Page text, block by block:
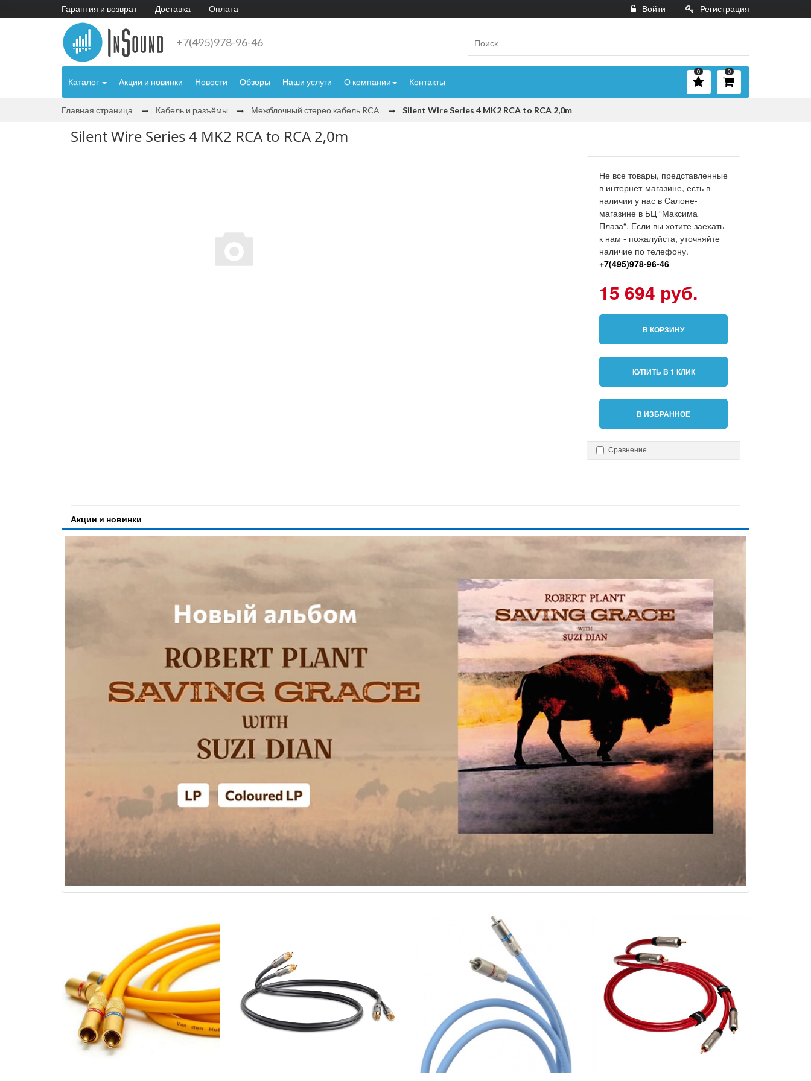
Гарантия и возврат Доставка Оплата Войти Регистрация
+7(495)978-96-46
Каталог Акции и новинки Новости Обзоры Наши услуги О компании Контакты
0
0
Главная страница Кабель и разъёмы Межблочный стерео кабель RCA Silent Wire Series 4 MK2 RCA to RCA 2,0m
Silent Wire Series 4 MK2 RCA to RCA 2,0m
Не все товары, представленные
в интернет-магазине, есть в
наличии у нас в Салоне-
магазине в БЦ “Максима
Плаза“. Если вы хотите заехать
к нам - пожалуйста, уточняйте
наличие по телефону.
+7(495)978-96-46
15 694 руб.
В КОРЗИНУ
КУПИТЬ В 1 КЛИК
В ИЗБРАННОЕ
Сравнение
Акции и новинки